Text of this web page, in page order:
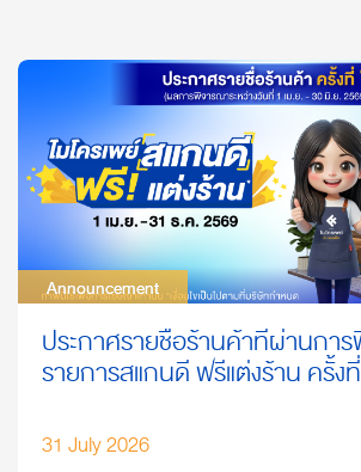
Announcement
Announcement
ประกาศรายชื่อร้านค้าที่ผ่านกา
รายการสแกนดี ฟรีแต่งร้าน ครั้ง
31 July 2026